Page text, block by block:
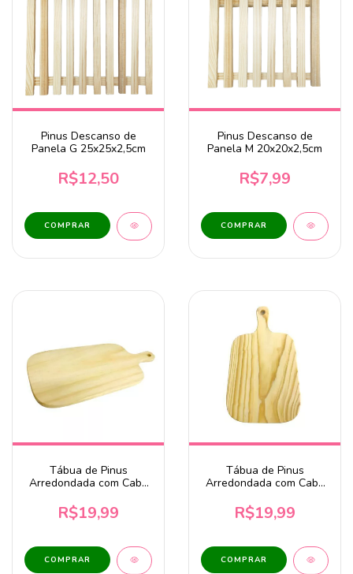
Pinus Descanso de
Panela G 25x25x2,5cm
R$12,50
Pinus Descanso de
Panela M 20x20x2,5cm
R$7,99
Tábua de Pinus
Arredondada com Cabo
R$19,99
Tábua de Pinus
Arredondada com Cabo
R$19,99